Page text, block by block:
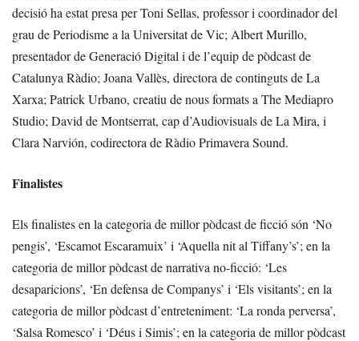
decisió ha estat presa per Toni Sellas, professor i coordinador del
grau de Periodisme a la Universitat de Vic; Albert Murillo,
presentador de Generació Digital i de l’equip de pòdcast de
Catalunya Ràdio; Joana Vallès, directora de continguts de La
Xarxa; Patrick Urbano, creatiu de nous formats a The Mediapro
Studio; David de Montserrat, cap d’Audiovisuals de La Mira, i
Clara Narvión, codirectora de Ràdio Primavera Sound.
Finalistes
Els finalistes en la categoria de millor pòdcast de ficció són ‘No
pengis’, ‘Escamot Escaramuix’ i ‘Aquella nit al Tiffany’s’; en la
categoria de millor pòdcast de narrativa no-ficció: ‘Les
desaparicions’, ‘En defensa de Companys’ i ‘Els visitants’; en la
categoria de millor pòdcast d’entreteniment: ‘La ronda perversa’,
‘Salsa Romesco’ i ‘Déus i Simis’; en la categoria de millor pòdcast